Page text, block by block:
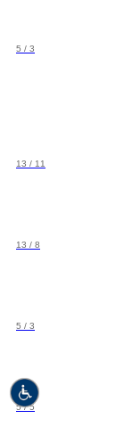
3 / 5
11 / 13
8 / 13
3 / 5
5 / 5